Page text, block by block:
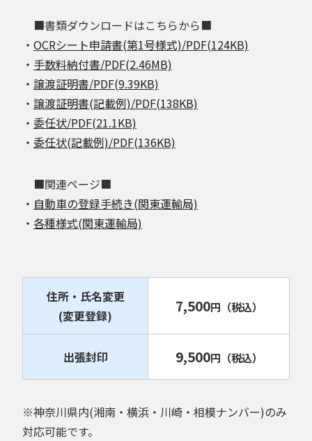
■書類ダウンロードはこちらから■
・ OCRシート申請書(第1号様式)/PDF(124KB)
・ 手数料納付書/PDF(2.46MB)
・ 譲渡証明書/PDF(9.39KB)
・ 譲渡証明書(記載例)/PDF(138KB)
・ 委任状/PDF(21.1KB)
・ 委任状(記載例)/PDF(136KB)
■関連ページ■
・ 自動車の登録手続き(関東運輸局)
・ 各種様式(関東運輸局)
住所・氏名変更
(変更登録)
7,500円 （税込）
出張封印 9,500円 （税込）
※神奈川県内(湘南・横浜・川崎・相模ナンバー)のみ
対応可能です。